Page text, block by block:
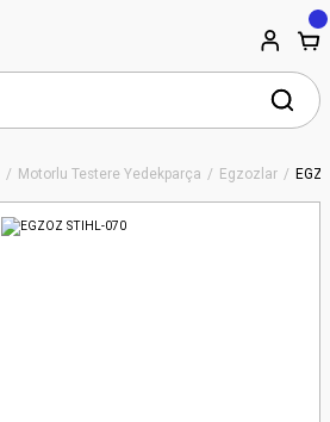
Motorlu Testere Yedekparça Egzozlar